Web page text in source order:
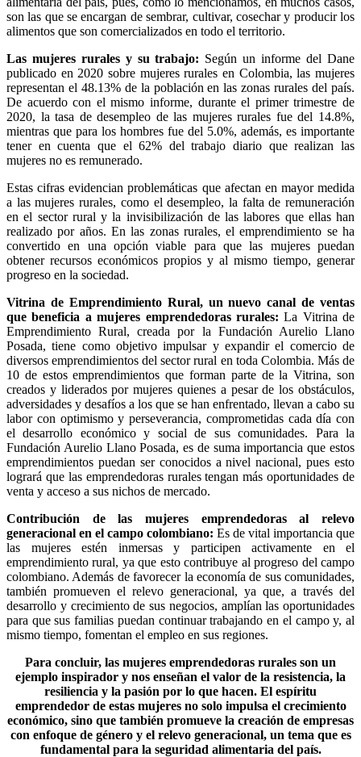
son las que se encargan de sembrar, cultivar, cosechar y producir los
alimentos que son comercializados en todo el territorio.
Las mujeres rurales y su trabajo: Según un informe del Dane
publicado en 2020 sobre mujeres rurales en Colombia, las mujeres
representan el 48.13% de la población en las zonas rurales del país.
De acuerdo con el mismo informe, durante el primer trimestre de
2020, la tasa de desempleo de las mujeres rurales fue del 14.8%,
mientras que para los hombres fue del 5.0%, además, es importante
tener en cuenta que el 62% del trabajo diario que realizan las
mujeres no es remunerado.
Estas cifras evidencian problemáticas que afectan en mayor medida
a las mujeres rurales, como el desempleo, la falta de remuneración
en el sector rural y la invisibilización de las labores que ellas han
realizado por años. En las zonas rurales, el emprendimiento se ha
convertido en una opción viable para que las mujeres puedan
obtener recursos económicos propios y al mismo tiempo, generar
progreso en la sociedad.
Vitrina de Emprendimiento Rural, un nuevo canal de ventas
que beneficia a mujeres emprendedoras rurales: La Vitrina de
Emprendimiento Rural, creada por la Fundación Aurelio Llano
Posada, tiene como objetivo impulsar y expandir el comercio de
diversos emprendimientos del sector rural en toda Colombia. Más de
10 de estos emprendimientos que forman parte de la Vitrina, son
creados y liderados por mujeres quienes a pesar de los obstáculos,
adversidades y desafíos a los que se han enfrentado, llevan a cabo su
labor con optimismo y perseverancia, comprometidas cada día con
el desarrollo económico y social de sus comunidades. Para la
Fundación Aurelio Llano Posada, es de suma importancia que estos
emprendimientos puedan ser conocidos a nivel nacional, pues esto
logrará que las emprendedoras rurales tengan más oportunidades de
venta y acceso a sus nichos de mercado.
Contribución de las mujeres emprendedoras al relevo
generacional en el campo colombiano: Es de vital importancia que
las mujeres estén inmersas y participen activamente en el
emprendimiento rural, ya que esto contribuye al progreso del campo
colombiano. Además de favorecer la economía de sus comunidades,
también promueven el relevo generacional, ya que, a través del
desarrollo y crecimiento de sus negocios, amplían las oportunidades
para que sus familias puedan continuar trabajando en el campo y, al
mismo tiempo, fomentan el empleo en sus regiones.
Para concluir, las mujeres emprendedoras rurales son un
ejemplo inspirador y nos enseñan el valor de la resistencia, la
resiliencia y la pasión por lo que hacen. El espíritu
emprendedor de estas mujeres no solo impulsa el crecimiento
económico, sino que también promueve la creación de empresas
con enfoque de género y el relevo generacional, un tema que es
fundamental para la seguridad alimentaria del país.